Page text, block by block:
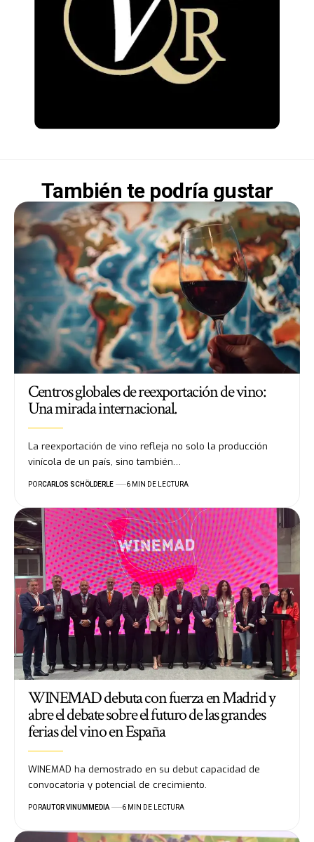
También te podría gustar
Centros globales de reexportación de vino:
Una mirada internacional.
La reexportación de vino refleja no solo la producción
vinícola de un país, sino también…
PORCARLOS SCHÖLDERLE 6 MIN DE LECTURA
WINEMAD debuta con fuerza en Madrid y
abre el debate sobre el futuro de las grandes
ferias del vino en España
WINEMAD ha demostrado en su debut capacidad de
convocatoria y potencial de crecimiento.
PORAUTOR VINUMMEDIA 6 MIN DE LECTURA